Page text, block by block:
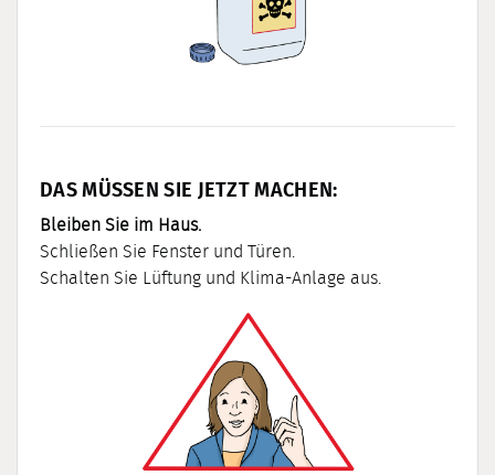
DAS MÜSSEN SIE JETZT MACHEN:
Bleiben Sie im Haus.
Schließen Sie Fenster und Türen.
Schalten Sie Lüftung und Klima-Anlage aus.